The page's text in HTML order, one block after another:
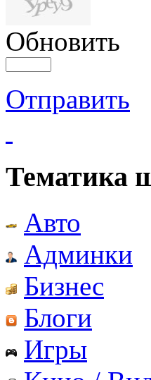
Обновить
Отправить
Тематика
Авто
Админки
Бизнес
Блоги
Игры